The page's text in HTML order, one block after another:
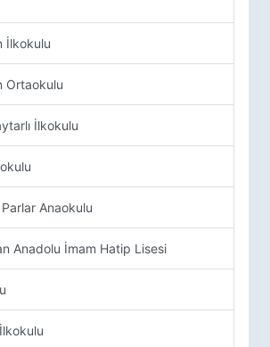
İlkokulu
Ortaokulu
İlkokulu
Anaokulu
Anadolu İmam Hatip Lisesi